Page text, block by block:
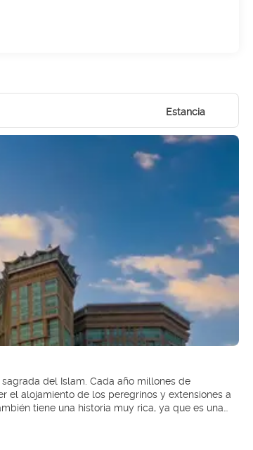
Estancia
del Islam. Cada año millones de
el alojamiento de los peregrinos y extensiones a
tiene una historia muy rica, ya que es una
de la Mezquita Sagrada, todos los